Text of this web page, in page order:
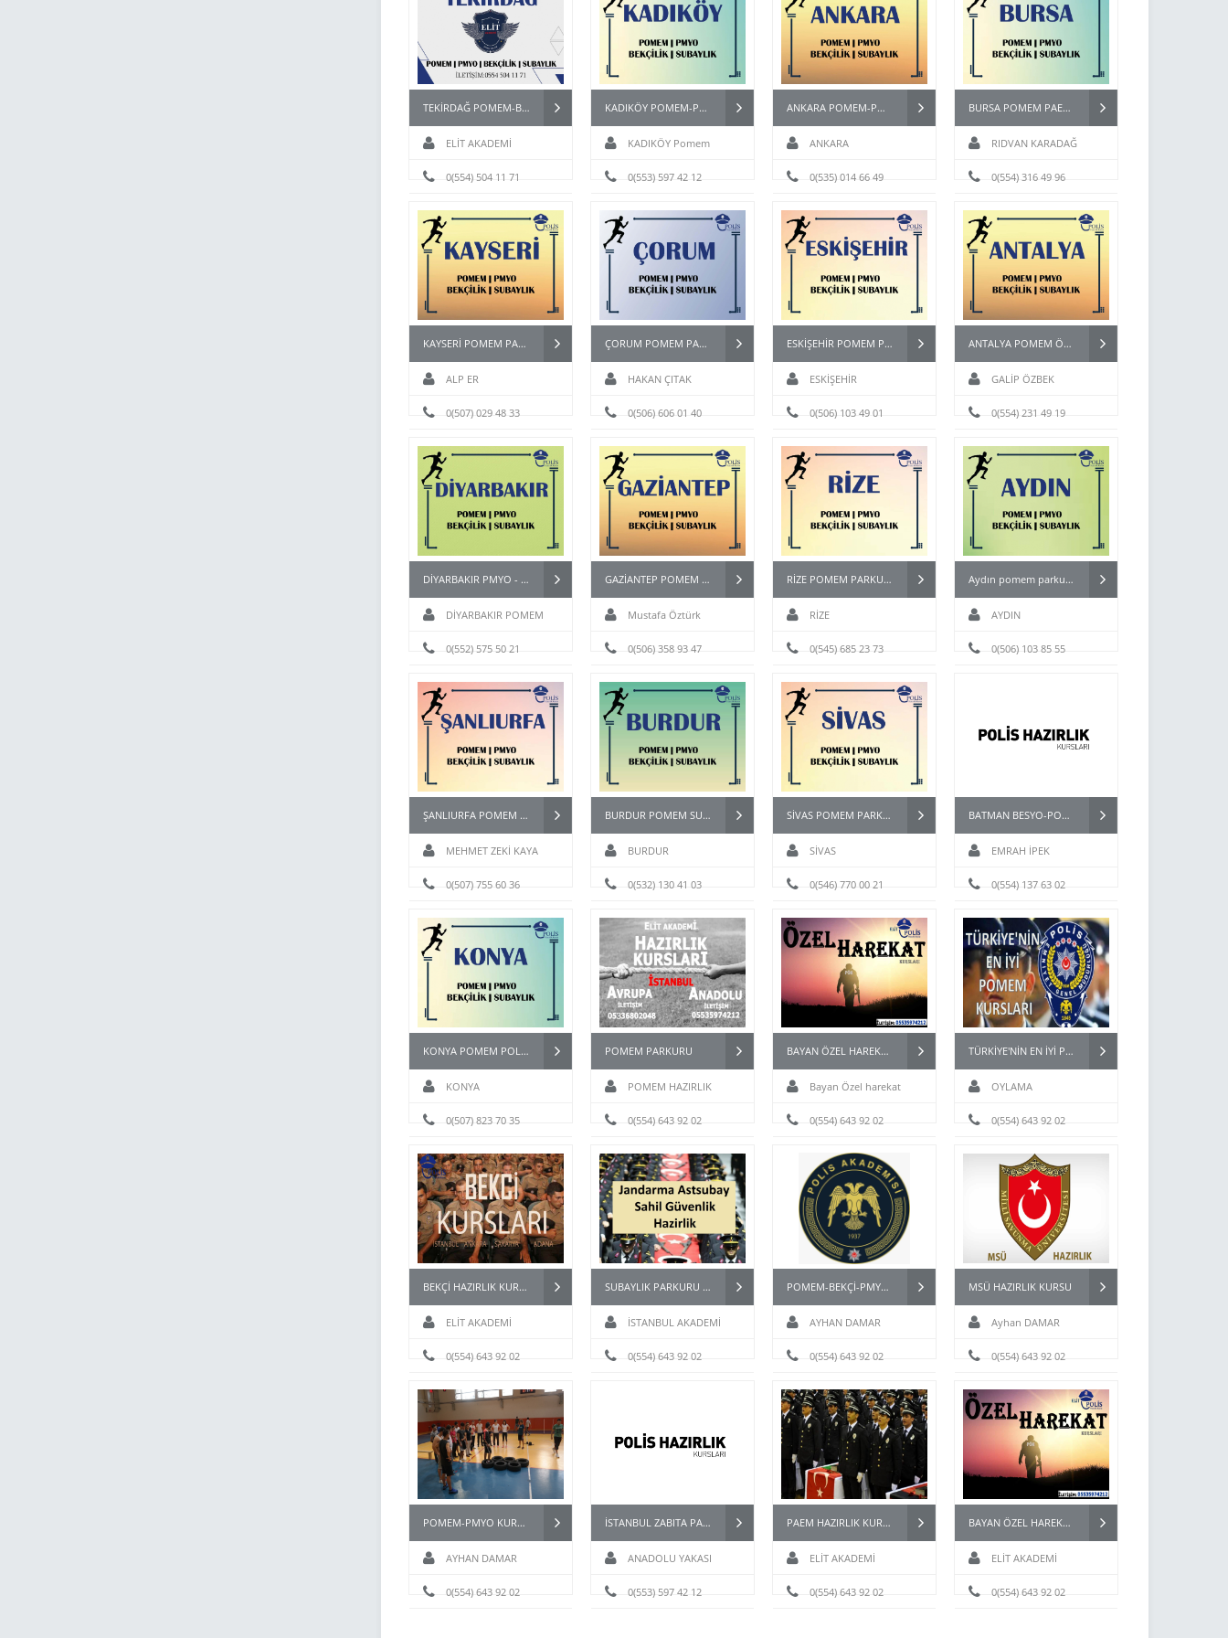
TEKİRDAĞ POMEM-BEKÇİ-PMYO-PÖH- HAZIRLIK KURSU
ELİT AKADEMİ
0(554) 504 11 71
KADIKÖY POMEM-PAEM-PMYO-PÖH- HAZIRLIK KURSU
KADIKÖY Pomem
Hazırlık0(553) 597 42 12
ANKARA POMEM-PMYO-BEKÇİ HAZIRLIK KURSU
ANKARA
0(535) 014 66 49
BURSA POMEM PAEM BEKÇİ ASTSUBAY HAZIRLIK KURSU
RIDVAN KARADAĞ
0(554) 316 49 96
KAYSERİ POMEM PARKU KURSU
ALP ER
0(507) 029 48 33
ÇORUM POMEM PARKUR HAZIRLIK KURSU
HAKAN ÇITAK
0(506) 606 01 40
ESKİŞEHİR POMEM PMYO PÖH BEKÇİ KURSU
ESKİŞEHİR
0(506) 103 49 01
ANTALYA POMEM ÖZEL HAREKAT PAEM PMYO KURSU
GALİP ÖZBEK
0(554) 231 49 19
DİYARBAKIR PMYO - BAYAN PÖH - BEKÇİ - POMEM HAZIRLIK KURSU
DİYARBAKIR POMEM
HAZIRLIK KURSU
0(552) 575 50 21
GAZİANTEP POMEM PARKUR HAZIRLIK KURSU
Mustafa Öztürk
0(506) 358 93 47
RİZE POMEM PARKUR HAZIRLIK KURSU
RİZE
0(545) 685 23 73
Aydın pomem parkur hazırlık kursları
AYDIN
0(506) 103 85 55
ŞANLIURFA POMEM PAEM PMYO PÖH BEKÇİ KURSU
MEHMET ZEKİ KAYA
0(507) 755 60 36
BURDUR POMEM SUBAY BESYO HAZIRLIK KURSU
BURDUR
0(532) 130 41 03
SİVAS POMEM PARKUR
SİVAS
0(546) 770 00 21
BATMAN BESYO-POMEM HAZIRLIK KURSU
EMRAH İPEK
0(554) 137 63 02
KONYA POMEM POLİS HAZIRLIK KURSU
KONYA
0(507) 823 70 35
POMEM PARKURU
POMEM HAZIRLIK
0(554) 643 92 02
BAYAN ÖZEL HAREKAT (PÖH) KURSLARI
Bayan Özel harekat
kursu0(554) 643 92 02
TÜRKİYE'NİN EN İYİ POMEM KURSLARI
OYLAMA
0(554) 643 92 02
BEKÇİ HAZIRLIK KURSU
ELİT AKADEMİ
0(554) 643 92 02
SUBAYLIK PARKURU -JANDARMA ASTSUBAY-MSÜ FİZİKİ YETERLİLİK PARKURU
İSTANBUL AKADEMİ
0(554) 643 92 02
POMEM-BEKÇİ-PMYO-PÖH- HAZIRLIK KURSU İSTANBUL
AYHAN DAMAR
0(554) 643 92 02
MSÜ HAZIRLIK KURSU
Ayhan DAMAR
0(554) 643 92 02
POMEM-PMYO KURSLARI
AYHAN DAMAR
0(554) 643 92 02
İSTANBUL ZABITA PARKUR HAZIRLIK KURSU
ANADOLU YAKASI
0(553) 597 42 12
PAEM HAZIRLIK KURSU
ELİT AKADEMİ
0(554) 643 92 02
BAYAN ÖZEL HAREKAT (PÖH) KURSLARI
ELİT AKADEMİ
0(554) 643 92 02